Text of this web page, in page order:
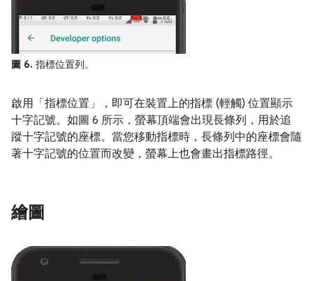
圖 6. 指標位置列。
啟用「指標位置」
，即可在裝置上的指標 (輕觸) 位置顯示
十字記號。如圖 6 所示，螢幕頂端會出現長條列，用於追
蹤十字記號的座標。當您移動指標時，長條列中的座標會隨
著十字記號的位置而改變，螢幕上也會畫出指標路徑。
繪圖